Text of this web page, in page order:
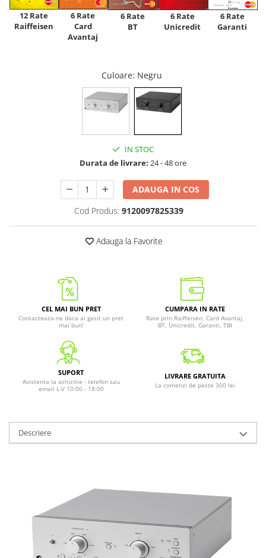
12 Rate
Raiffeisen
6 Rate
Card
Avantaj
6 Rate
BT
6 Rate
Unicredit
6 Rate
Garanti
Culoare: Negru
IN STOC
Durata de livrare: 24 - 48 ore
ADAUGA IN COS
Cod Produs: 9120097825339
Adauga la Favorite
CEL MAI BUN PRET
Contacteaza-ne daca ai gasit un pret
mai bun!
CUMPARA IN RATE
Rate prin Raiffeisen, Card Avantaj,
BT, Unicredit, Garanti, TBI
SUPORT
Asistenta la achizitie - telefon sau
email L-V 10:00 - 18:00
LIVRARE GRATUITA
La comenzi de peste 300 lei
Descriere